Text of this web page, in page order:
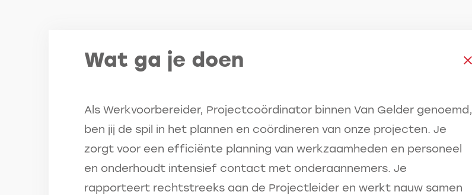
Wat ga je doen
Als Werkvoorbereider, Projectcoördinator binnen Van Gelder genoemd,
ben jij de spil in het plannen en coördineren van onze projecten. Je
zorgt voor een efficiënte planning van werkzaamheden en personeel
en onderhoudt intensief contact met onderaannemers. Je
rapporteert rechtstreeks aan de Projectleider en werkt nauw samen